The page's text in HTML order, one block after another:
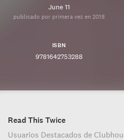
June 11
publicado por primera vez en 2018
ISBN
9781642753288
Read This Twice
Usuarios Destacados de